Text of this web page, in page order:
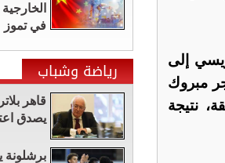
إلى
مبروك
نتيجة
في تموز
رياضة وشباب
قاهر
يصدق
برشلونة